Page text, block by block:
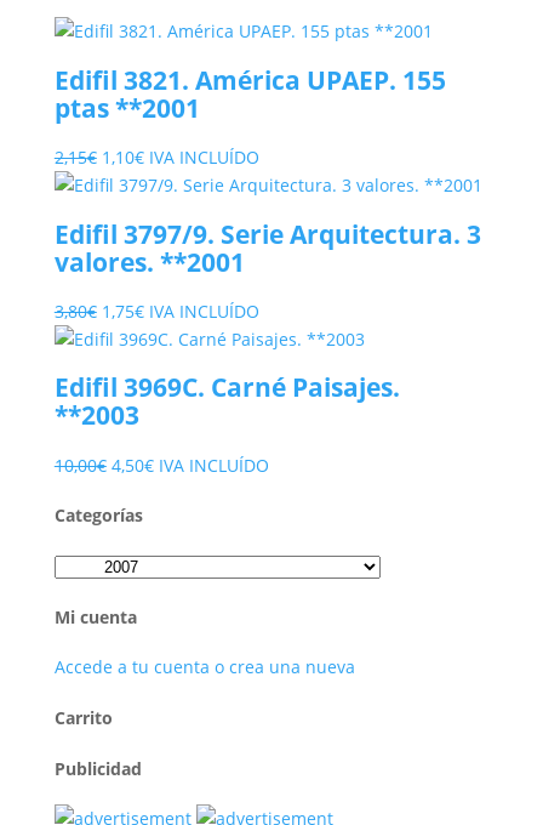
Edifil 3821. América UPAEP. 155
ptas **2001
2,15€ El
precio
era:
2,15€.
1,10€El
precio
es:
1,10€.
IVA INCLUÍDO
Edifil 3797/9. Serie Arquitectura. 3
valores. **2001
3,80€ El
precio
era:
3,80€.
1,75€El
precio
es:
IVA INCLUÍDO
Edifil 3969C. Carné Paisajes.
**2003
10,00€ El
original
10,00€.
4,50€El
4,50€.
IVA INCLUÍDO
Categorías
Mi cuenta
Accede a tu cuenta o crea una nueva
Carrito
Publicidad